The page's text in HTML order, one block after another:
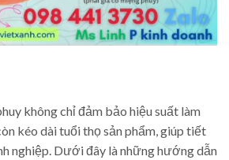
không chỉ đảm bảo hiệu suất làm
kéo dài tuổi thọ sản phẩm, giúp tiết
nghiệp. Dưới đây là những hướng dẫn